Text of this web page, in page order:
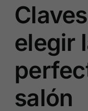
elegir
salón